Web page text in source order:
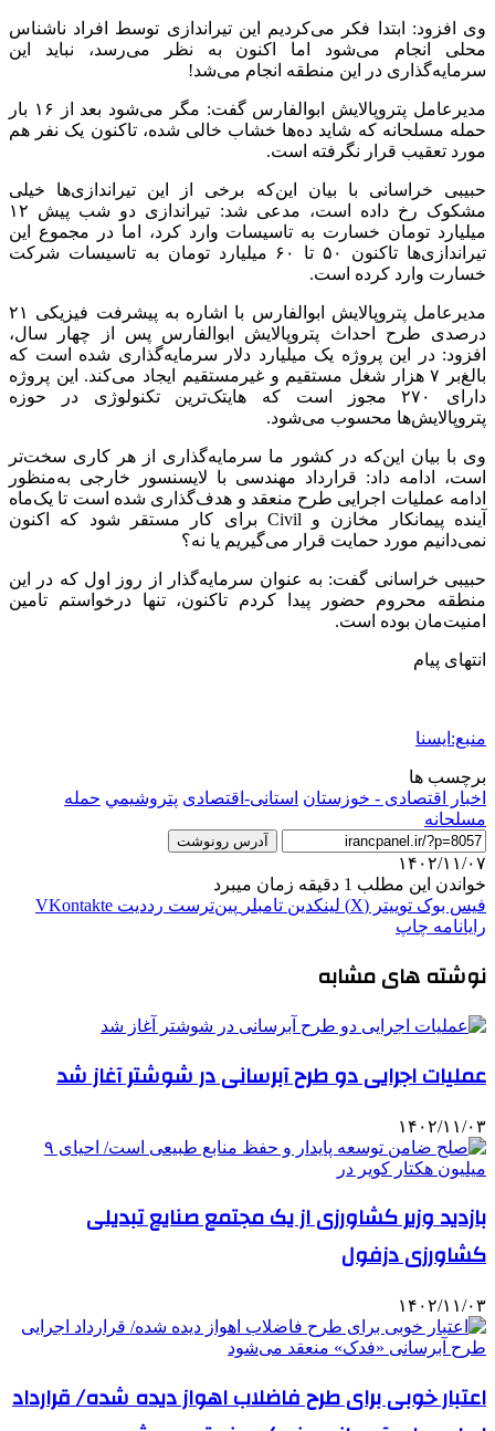
وی افزود: ابتدا فکر می‌کردیم این تیراندازی توسط افراد ناشناس
محلی انجام می‌شود اما اکنون به نظر می‌رسد، نباید این
سرمایه‌گذاری در این منطقه انجام می‌شد!
مدیرعامل پتروپالایش ابوالفارس گفت: مگر می‌شود بعد از ۱۶ بار
حمله مسلحانه که شاید ده‌ها خشاب خالی شده، تاکنون یک نفر هم
مورد تعقیب قرار نگرفته است.
حبیبی خراسانی با بیان این‌که برخی از این تیراندازی‌ها خیلی
مشکوک رخ داده است، مدعی شد: تیراندازی دو شب پیش ۱۲
میلیارد تومان خسارت به تاسیسات وارد کرد، اما در مجموع این
تیراندازی‌ها تاکنون ۵۰ تا ۶۰ میلیارد تومان به تاسیسات شرکت
خسارت وارد کرده است.
مدیرعامل پتروپالایش ابوالفارس با اشاره به پیشرفت فیزیکی ۲۱
درصدی طرح احداث پتروپالایش ابوالفارس پس از چهار سال،
افزود: در این پروژه یک میلیارد دلار سرمایه‌گذاری شده است که
بالغ‌بر ۷ هزار شغل مستقیم و غیرمستقیم ایجاد می‌کند. این پروژه
دارای ۲۷۰ مجوز است که هایتک‌ترین تکنولوژی در حوزه
پتروپالایش‌ها محسوب می‌شود.
وی با بیان این‌که در کشور ما سرمایه‌گذاری از هر کاری سخت‌تر
است، ادامه داد: قرارداد مهندسی با لایسنسور خارجی به‌منظور
ادامه عملیات اجرایی طرح منعقد و هدف‌گذاری شده است تا یک‌ماه
آینده پیمانکار مخازن و Civil برای کار مستقر شود که اکنون
نمی‌دانیم مورد حمایت قرار می‌گیریم یا نه؟
حبیبی خراسانی گفت: به عنوان سرمایه‌گذار از روز اول که در این
منطقه محروم حضور پیدا کردم تاکنون، تنها درخواستم تامین
امنیت‌مان بوده است.
انتهای پیام
منبع:ایسنا
برچسب ها
اخبار اقتصادی - خوزستان استانی-اقتصادی پتروشيمي حمله
مسلحانه
آدرس رونوشت
۱۴۰۲/۱۱/۰۷
خواندن این مطلب 1 دقیقه زمان میبرد
فیس بوک توییتر (X) لینکدین ‫تامبلر ‫پین‌ترست ‫رددیت ‫VKontakte
رایانامه چاپ
نوشته های مشابه
عملیات اجرایی دو طرح آبرسانی در شوشتر آغاز شد
۱۴۰۲/۱۱/۰۳
بازدید وزیر کشاورزی از یک مجتمع صنایع تبدیلی
کشاورزی دزفول
۱۴۰۲/۱۱/۰۳
اعتبار خوبی برای طرح فاضلاب اهواز دیده شده/ قرارداد